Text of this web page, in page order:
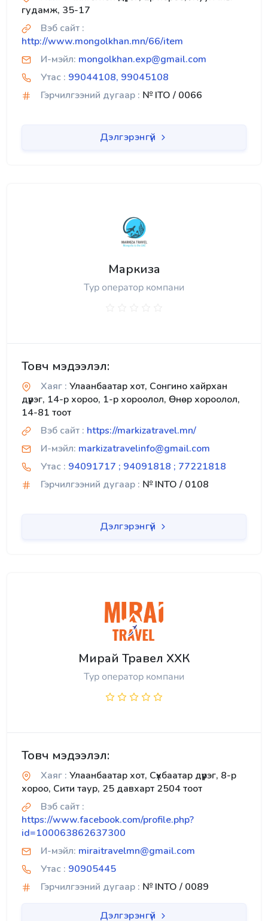
гудамж, 35-17
Вэб сайт :
http://www.mongolkhan.mn/66/item
И-мэйл: mongolkhan.exp@gmail.com
Утас : 99044108, 99045108
Гэрчилгээний дугаар : № ITO / 0066
Дэлгэрэнгүй
Маркиза
Тур оператор компани
Товч мэдээлэл:
Хаяг : Улаанбаатар хот, Сонгино хайрхан
дүүрэг, 14-р хороо, 1-р хороолол, Өнөр хороолол,
14-81 тоот
Вэб сайт : https://markizatravel.mn/
И-мэйл: markizatravelinfo@gmail.com
Утас : 94091717 ; 94091818 ; 77221818
Гэрчилгээний дугаар : № INTO / 0108
Дэлгэрэнгүй
Мирай Травел ХХК
Тур оператор компани
Товч мэдээлэл:
Хаяг : Улаанбаатар хот, Сүхбаатар дүүрэг, 8-р
хороо, Сити таур, 25 давхарт 2504 тоот
Вэб сайт :
https://www.facebook.com/profile.php?
id=100063862637300
И-мэйл: miraitravelmn@gmail.com
Утас : 90905445
Гэрчилгээний дугаар : № INTO / 0089
Дэлгэрэнгүй